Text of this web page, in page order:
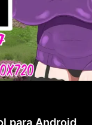
para Android